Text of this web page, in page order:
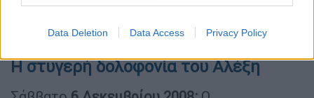
Data Deletion Data Access Privacy Policy
Η στυγερή δολοφονία του Αλέξη